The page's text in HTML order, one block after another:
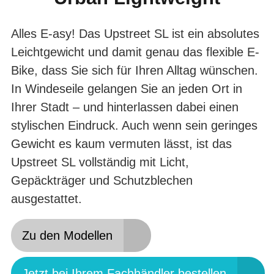
Alles E-asy! Das Upstreet SL ist ein absolutes
Leichtgewicht und damit genau das flexible E-
Bike, dass Sie sich für Ihren Alltag wünschen.
In Windeseile gelangen Sie an jeden Ort in
Ihrer Stadt – und hinterlassen dabei einen
stylischen Eindruck. Auch wenn sein geringes
Gewicht es kaum vermuten lässt, ist das
Upstreet SL vollständig mit Licht,
Gepäckträger und Schutzblechen
ausgestattet.
Zu den Modellen